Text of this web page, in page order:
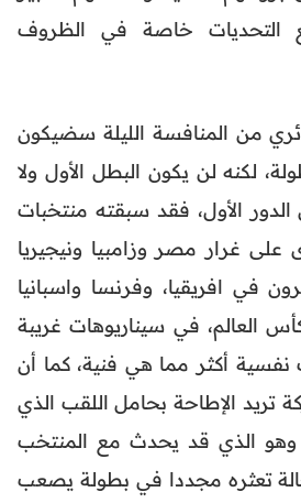
التحديات خاصة في الظروف
من المنافسة الليلة سضيكون
لكنه لن يكون البطل الأول ولا
الأول، فقد سبقته منتخبات
على غرار مصر وزامبيا ونيجيريا
في افريقيا، وفرنسا واسبانيا
كأس العالم، في سيناريوهات غريبة
نفسية أكثر مما هي فنية، كما أن
تريد الإطاحة بحامل اللقب الذي
وهو الذي قد يحدث مع المنتخب
تعثره مجددا في بطولة يصعب